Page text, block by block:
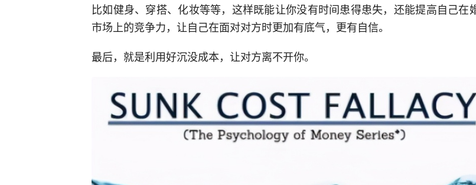
比如健身、穿搭、化妆等等，这样既能让你没有时间患得患失，还能提高自己在
市场上的竞争力，让自己在面对对方时更加有底气，更有自信。
最后，就是利用好沉没成本，让对方离不开你。